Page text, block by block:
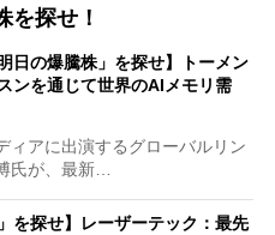
を探せ！
日の爆騰株」を探せ】トーメン
ンを通じて世界のAIメモリ需
アに出演するグローバルリン
氏が、最新…
を探せ】レーザーテック：最先